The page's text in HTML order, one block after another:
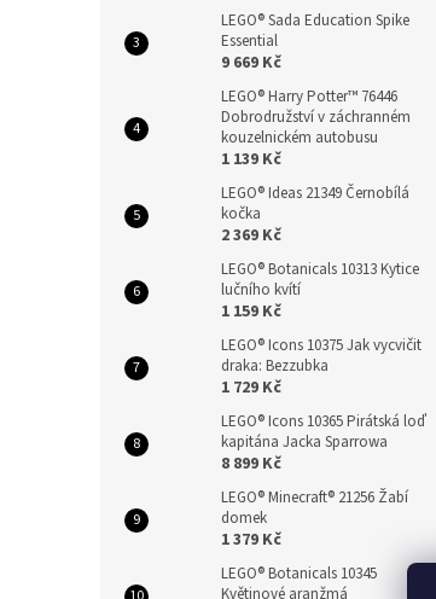
LEGO® Sada Education Spike
Essential
9 669 Kč
LEGO® Harry Potter™ 76446
Dobrodružství v záchranném
kouzelnickém autobusu
1 139 Kč
LEGO® Ideas 21349 Černobílá
kočka
2 369 Kč
LEGO® Botanicals 10313 Kytice
lučního kvítí
1 159 Kč
LEGO® Icons 10375 Jak vycvičit
draka: Bezzubka
1 729 Kč
LEGO® Icons 10365 Pirátská loď
kapitána Jacka Sparrowa
8 899 Kč
LEGO® Minecraft® 21256 Žabí
domek
1 379 Kč
LEGO® Botanicals 10345
Květinové aranžmá